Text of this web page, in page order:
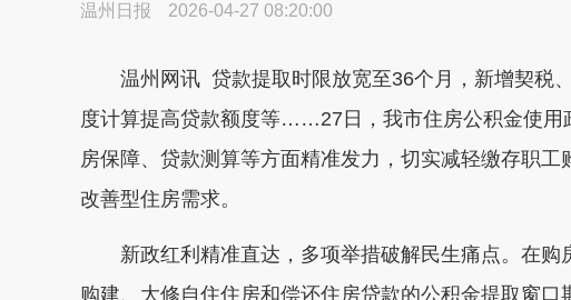
温州日报 2026-04-27 08:20:00
温州网讯 贷款提取时限放宽至36个月，新增契税
度计算提高贷款额度等……27日，我市住房公积金使用
房保障、贷款测算等方面精准发力，切实减轻缴存职
改善型住房需求。
新政红利精准直达，多项举措破解民生痛点。在
购建、大修自住住房和偿还住房贷款的公积金提取窗